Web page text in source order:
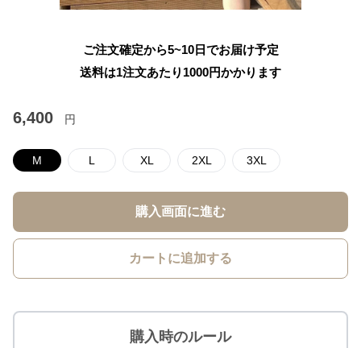
ご注文確定から5~10日でお届け予定
送料は1注文あたり 1000円かかります
6,400 円
M L XL 2XL 3XL
購入画面に進む
カートに追加する
購入時のルール